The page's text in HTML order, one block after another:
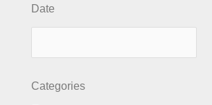
Date
Categories